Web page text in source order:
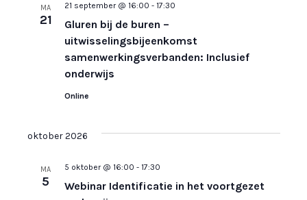
MA
21
Gluren bij de buren –
uitwisselingsbijeenkomst
samenwerkingsverbanden: Inclusief
onderwijs
21 september @ 16:00 - 17:30
Online
oktober 2026
MA
5
Webinar Identificatie in het voortgezet
5 oktober @ 16:00 - 17:30